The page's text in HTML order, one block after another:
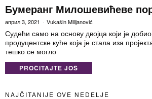
Бумеранг Милошевићеве
април 3, 2021 Vukašin Milijanović
Судећи само на основу двојца који је
продуцентске куће која је стала иза
тешко се могло
PROČITAJTE JOŠ
NAJČITANIJE OVE NEDELJE